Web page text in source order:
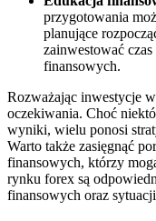
przygotowania
planujące
zainwestować
finansowych.
Rozważając inwestycje
oczekiwania. Choć
wyniki, wielu ponosi
Warto także zasięgnąć
finansowych, którzy
rynku forex są
finansowych oraz